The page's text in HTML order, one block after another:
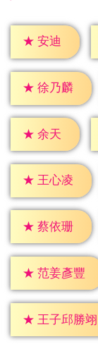
★ 安迪
★ 徐乃麟
★ 余天
★ 王心凌
★ 蔡依珊
★ 范姜彥豐
★ 王子邱勝翊